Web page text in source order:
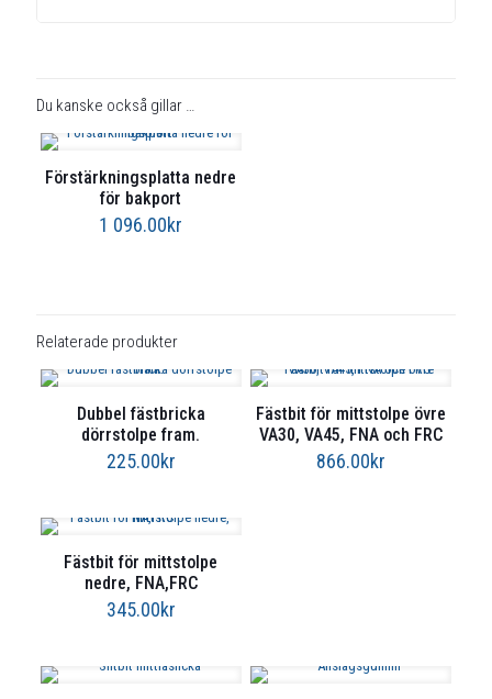
Du kanske också gillar …
Förstärkningsplatta nedre
för bakport
1 096.00kr
Relaterade produkter
Dubbel fästbricka
dörrstolpe fram.
225.00kr
Fästbit för mittstolpe övre
VA30, VA45, FNA och FRC
866.00kr
Fästbit för mittstolpe
nedre, FNA,FRC
345.00kr